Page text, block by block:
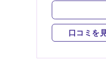
し、開運、教
勢、心霊相談
守護霊 縁
祈祷 波動
口コミを